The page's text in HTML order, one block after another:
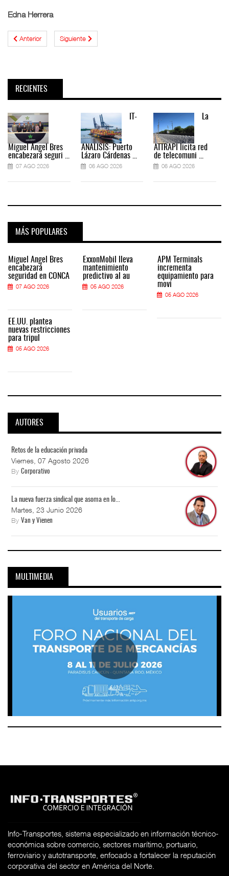
Edna Herrera
Anterior Siguiente
RECIENTES
Miguel Ángel Bres
encabezará seguri ...
07 AGO 2026
IT-
ANÁLISIS: Puerto
Lázaro Cárdenas ...
06 AGO 2026
La
ATTRAPI licita red
de telecomuni ...
06 AGO 2026
MÁS POPULARES
Miguel Ángel Bres
encabezará
seguridad en CONCA
07 AGO 2026
EE.UU. plantea
nuevas restricciones
para tripul
05 AGO 2026
ExxonMobil lleva
mantenimiento
predictivo al au
05 AGO 2026
APM Terminals
incrementa
equipamiento para
movi
05 AGO 2026
AUTORES
Retos de la educación privada
Viernes, 07 Agosto 2026
By Corporativo
La nueva fuerza sindical que asoma en lo...
Martes, 23 Junio 2026
By Van y Vienen
MULTIMEDIA
Info-Transportes, sistema especializado en información técnico-
económica sobre comercio, sectores marítimo, portuario,
ferroviario y autotransporte, enfocado a fortalecer la reputación
corporativa del sector en América del Norte.